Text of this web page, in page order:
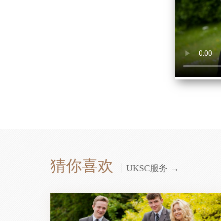
猜你喜欢 UKSC服务 →